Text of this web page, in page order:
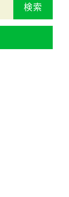
検索